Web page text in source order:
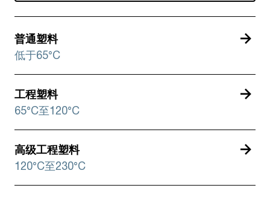
普通塑料
低于65°C
工程塑料
65°C至120°C
高级工程塑料
120°C至230°C